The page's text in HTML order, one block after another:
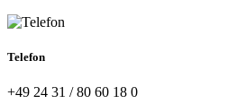
Telefon
+49 24 31 / 80 60 18 0